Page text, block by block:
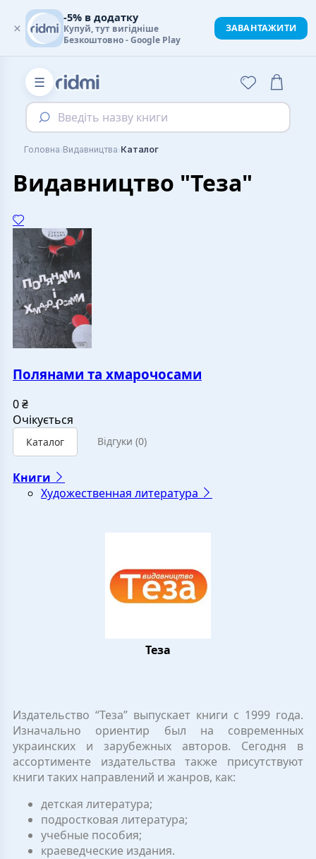
☰
Введіть назву книги
Головна›Видавництва›Каталог
Видавництво "Теза"
Полянами та хмарочосами
0₴
Очікується
Каталог Відгуки (0)
Книги
Художественная литература
Теза
Издательство “Теза” выпускает книги с 1999 года.
Изначально ориентир был на современных
украинских и зарубежных авторов. Сегодня в
ассортименте издательства также присутствуют
книги таких направлений и жанров, как:
детская литература;
подростковая литература;
учебные пособия;
краеведческие издания.
×
-5% в додатку
Купуй, тут вигідніше
Безкоштовно - Google Play
ЗАВАНТАЖИТИ